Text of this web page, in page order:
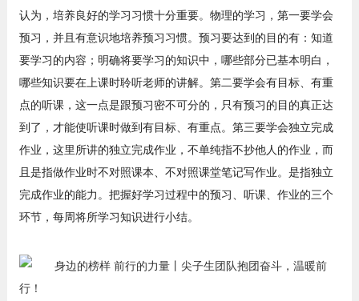
认为，培养良好的学习习惯十分重要。物理的学习，第一要学会
预习，并且有意识地培养预习习惯。预习要达到的目的有：知道
要学习的内容；明确将要学习的知识中，哪些部分已基本明白，
哪些知识要在上课时聆听老师的讲解。第二要学会有目标、有重
点的听课，这一点是跟预习密不可分的，只有预习的目的真正达
到了，才能使听课时做到有目标、有重点。第三要学会独立完成
作业，这里所讲的独立完成作业，不单纯指不抄他人的作业，而
且是指做作业时不对照课本、不对照课堂笔记写作业。是指独立
完成作业的能力。把握好学习过程中的预习、听课、作业的三个
环节，每周将所学习知识进行小结。